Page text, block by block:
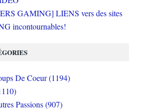
GAMING] LIENS vers des sites
incontournables!
De Coeur (1194)
Passions (907)